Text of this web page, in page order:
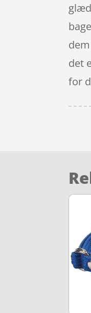
det
for